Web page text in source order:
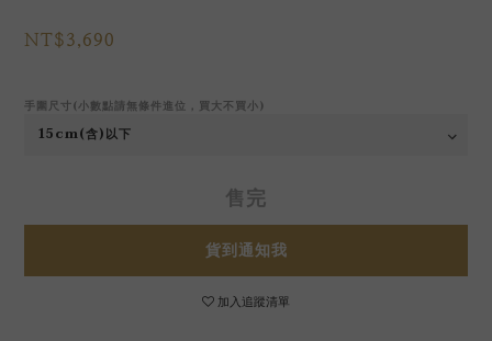
NT$3,690
手圍尺寸(小數點請無條件進位，買大不買小)
售完
貨到通知我
加入追蹤清單